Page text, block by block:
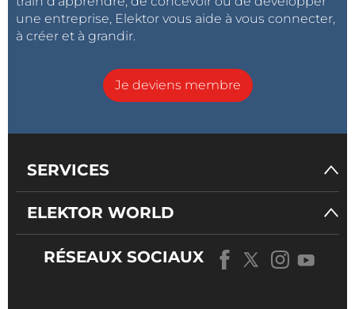
une entreprise, Elektor vous aide à vous connecter,
à créer et à grandir.
Je deviens membre
SERVICES
ELEKTOR WORLD
RÉSEAUX SOCIAUX